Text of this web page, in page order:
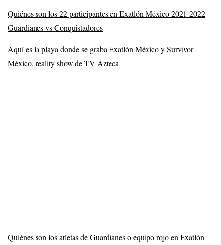
Quiénes son los 22 participantes en Exatlón México 2021-2022
Guardianes vs Conquistadores
Aquí es la playa donde se graba Exatlón México y Survivor
México, reality show de TV Azteca
Quiénes son los atletas de Guardianes o equipo rojo en Exatlón